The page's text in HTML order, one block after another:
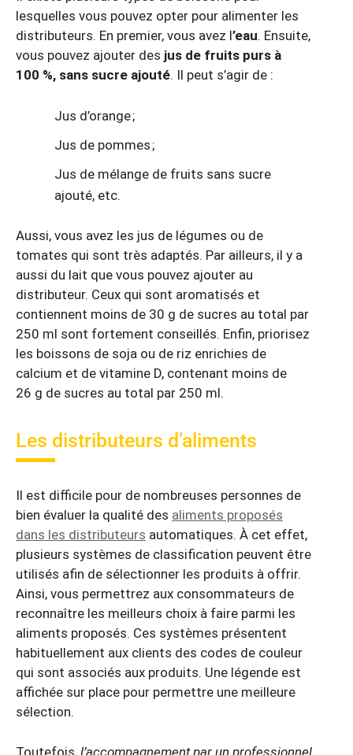
lesquelles vous pouvez opter pour alimenter les
distributeurs. En premier, vous avez l’eau. Ensuite,
vous pouvez ajouter des jus de fruits purs à
100 %, sans sucre ajouté. Il peut s’agir de :
Jus d’orange ;
Jus de pommes ;
Jus de mélange de fruits sans sucre
ajouté, etc.
Aussi, vous avez les jus de légumes ou de
tomates qui sont très adaptés. Par ailleurs, il y a
aussi du lait que vous pouvez ajouter au
distributeur. Ceux qui sont aromatisés et
contiennent moins de 30 g de sucres au total par
250 ml sont fortement conseillés. Enfin, priorisez
les boissons de soja ou de riz enrichies de
calcium et de vitamine D, contenant moins de
26 g de sucres au total par 250 ml.
Les distributeurs d’aliments
Il est difficile pour de nombreuses personnes de
bien évaluer la qualité des aliments proposés
dans les distributeurs automatiques. À cet effet,
plusieurs systèmes de classification peuvent être
utilisés afin de sélectionner les produits à offrir.
Ainsi, vous permettrez aux consommateurs de
reconnaître les meilleurs choix à faire parmi les
aliments proposés. Ces systèmes présentent
habituellement aux clients des codes de couleur
qui sont associés aux produits. Une légende est
affichée sur place pour permettre une meilleure
sélection.
Toutefois, l’accompagnement par un professionnel